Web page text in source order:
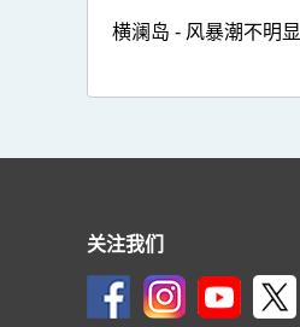
横澜岛 - 风暴潮不明显
关注我们